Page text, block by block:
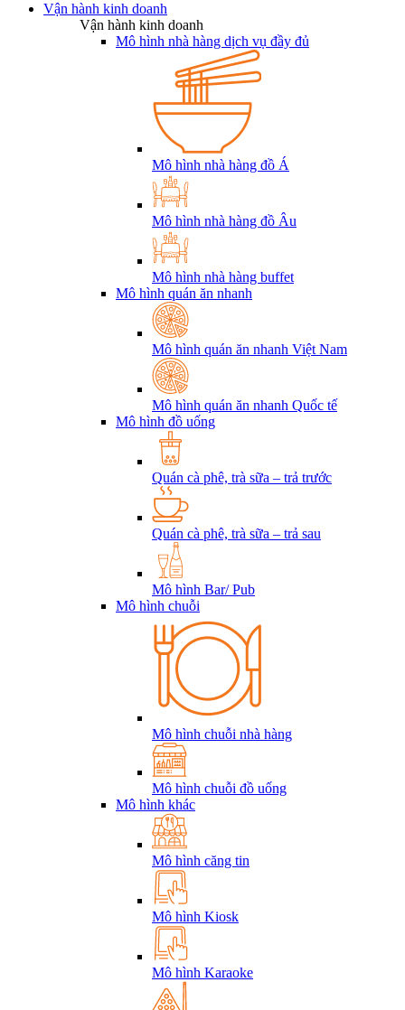
Vận hành kinh doanh
Vận hành kinh doanh
Mô hình nhà hàng dịch vụ đầy đủ
Mô hình nhà hàng đồ Á
Mô hình nhà hàng đồ Âu
Mô hình nhà hàng buffet
Mô hình quán ăn nhanh
Mô hình quán ăn nhanh Việt Nam
Mô hình quán ăn nhanh Quốc tế
Mô hình đồ uống
Quán cà phê, trà sữa – trả trước
Quán cà phê, trà sữa – trả sau
Mô hình Bar/ Pub
Mô hình chuỗi
Mô hình chuỗi nhà hàng
Mô hình chuỗi đồ uống
Mô hình khác
Mô hình căng tin
Mô hình Kiosk
Mô hình Karaoke